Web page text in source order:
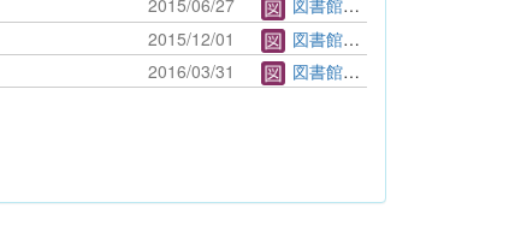
2015/06/27 図書館管理者
2015/12/01 図書館管理者
2016/03/31 図書館管理者